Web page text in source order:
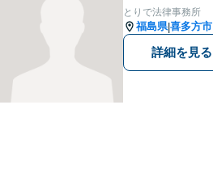
とりで法律事務所
福島県|喜多方市
詳細を見る